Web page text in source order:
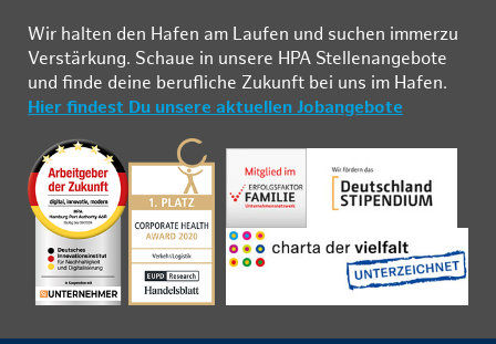
Wir hal­ten den Ha­fen am Lau­fen und su­chen im­mer­zu
Ver­stär­kung. Schau­e in un­se­re HPA Stel­len­an­ge­bo­te
und fin­de deine be­ruf­li­che Zu­kunft bei uns im Ha­fen.
Hier findest Du unsere aktuellen Jobangebote